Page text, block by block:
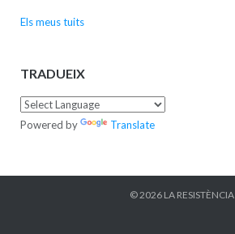
Els meus tuits
TRADUEIX
Powered by Translate
© 2026 LA RESISTÈNCIA